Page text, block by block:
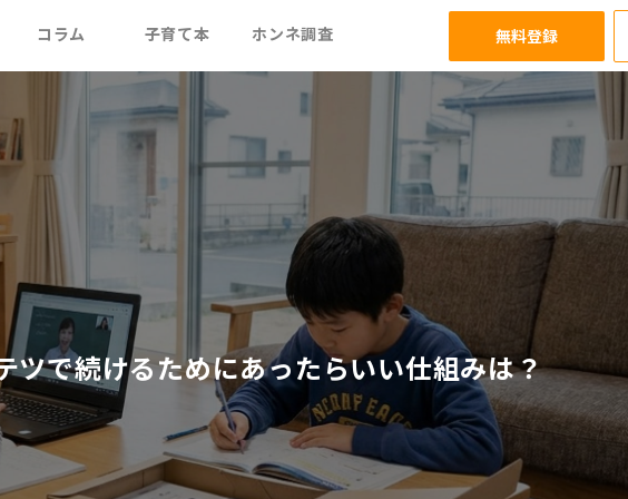
コラム 子育て本 ホンネ調査 無料登録
ツで続けるためにあったらいい仕組みは？